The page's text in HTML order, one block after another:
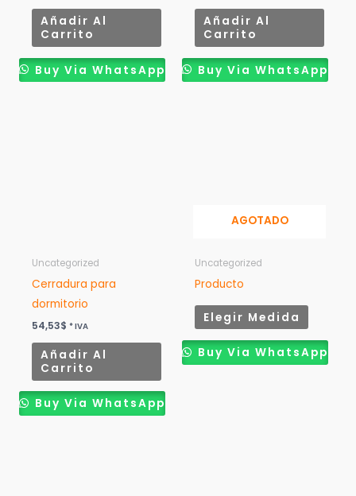
Añadir Al
Carrito
Buy Via WhatsApp
Añadir Al
Carrito
Buy Via WhatsApp
Uncategorized
Cerradura para
dormitorio
54,53$ * IVA
Añadir Al
Carrito
Buy Via WhatsApp
AGOTADO
Uncategorized
Producto
Elegir Medida
Buy Via WhatsApp